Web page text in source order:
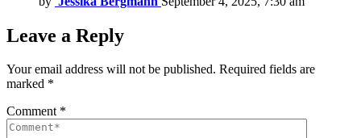
Leave a Reply
Your email address will not be published. Required fields are
marked *
Comment *